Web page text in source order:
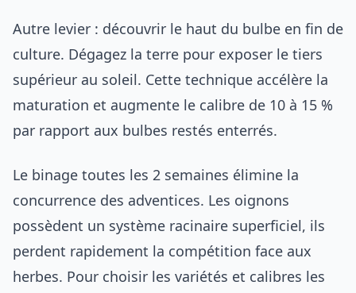
Autre levier : découvrir le haut du bulbe en fin de
culture. Dégagez la terre pour exposer le tiers
supérieur au soleil. Cette technique accélère la
maturation et augmente le calibre de 10 à 15 %
par rapport aux bulbes restés enterrés.
Le binage toutes les 2 semaines élimine la
concurrence des adventices. Les oignons
possèdent un système racinaire superficiel, ils
perdent rapidement la compétition face aux
herbes. Pour choisir les variétés et calibres les